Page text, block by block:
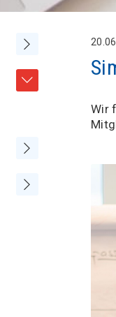
Wir